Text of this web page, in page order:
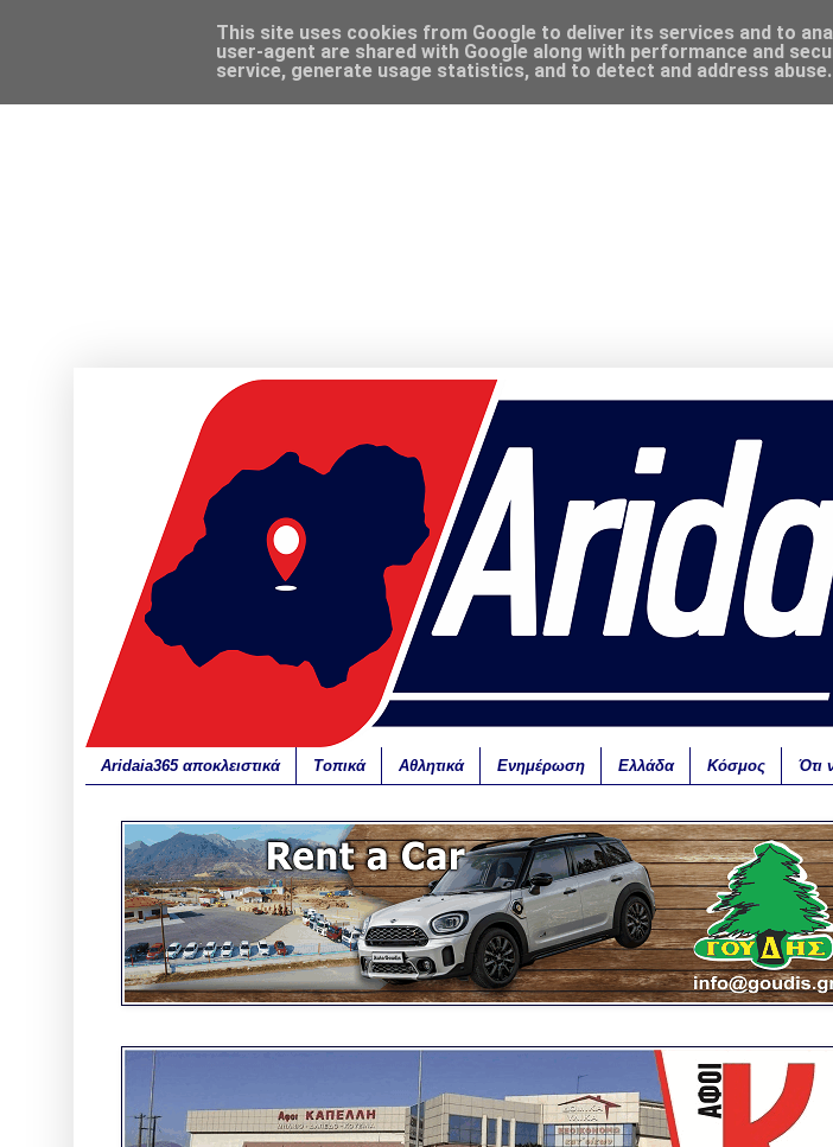
Aridaia365 αποκλειστικά Τοπικά Αθλητικά Ενημέρωση Ελλάδα Κόσμος Ότι
This site uses cookies from Google to deliver its services and to
user-agent are shared with Google along with performance and
service, generate usage statistics, and to detect and address abuse.